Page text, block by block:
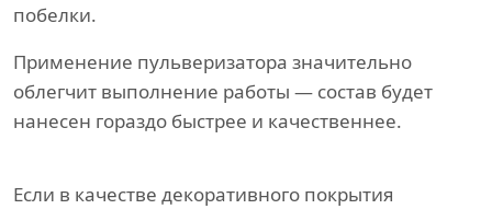
побелки.
Применение пульверизатора значительно
облегчит выполнение работы — состав будет
нанесен гораздо быстрее и качественнее.
Если в качестве декоративного покрытия